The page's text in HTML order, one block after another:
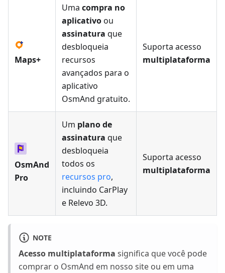
Maps+
Uma compra no
aplicativoou
assinatura que
desbloqueia
recursos
avançados para o
aplicativo
OsmAnd gratuito.
Suporta acesso
multiplataforma
OsmAnd
Pro
Um plano de
assinatura que
desbloqueia
todos os
recursos pro,
incluindo CarPlay
e Relevo 3D.
Suporta acesso
multiplataforma
NOTE
Acesso multiplataforma significa que você pode
comprar o OsmAnd em nosso site ou em uma